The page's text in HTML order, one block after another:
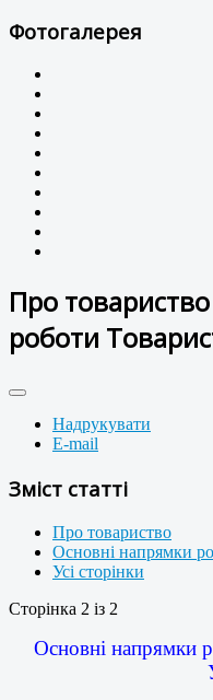
Фотогалерея
Про
роботи
Надрукувати
E-mail
Зміст статті
Про товариство
Основні напрямки
Усі сторінки
Сторінка 2 із 2
Основні напрямки